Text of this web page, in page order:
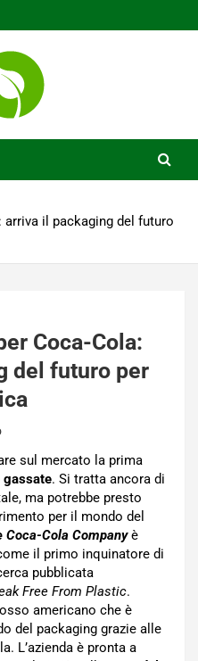
il packaging del futuro
Coca-Cola:
del futuro per
sul mercato la prima
gassate. Si tratta ancora di
ma potrebbe presto
per il mondo del
Coca-Cola Companyè
il primo inquinatore di
pubblicata
Free From Plastic.
americano che è
del packaging grazie alle
L’azienda è pronta a